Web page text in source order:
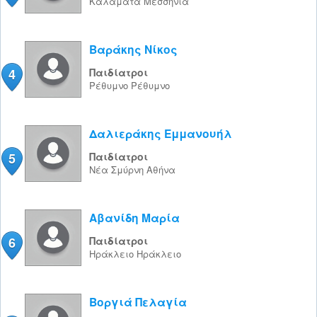
4
Βαράκης Νίκος
Παιδίατροι
Ρέθυμνο Ρέθυμνο
5
Δαλιεράκης Εμμανουήλ
Παιδίατροι
Νέα Σμύρνη Αθήνα
6
Αβανίδη Μαρία
Παιδίατροι
Ηράκλειο Ηράκλειο
Βοργιά Πελαγία